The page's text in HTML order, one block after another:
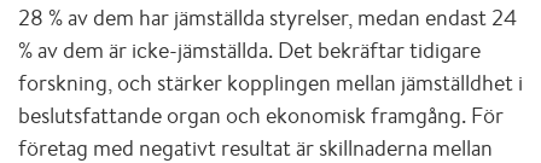
28 % av dem har jämställda styrelser, medan endast 24
% av dem är icke-jämställda. Det bekräftar tidigare
forskning, och stärker kopplingen mellan jämställdhet i
beslutsfattande organ och ekonomisk framgång. För
företag med negativt resultat är skillnaderna mellan